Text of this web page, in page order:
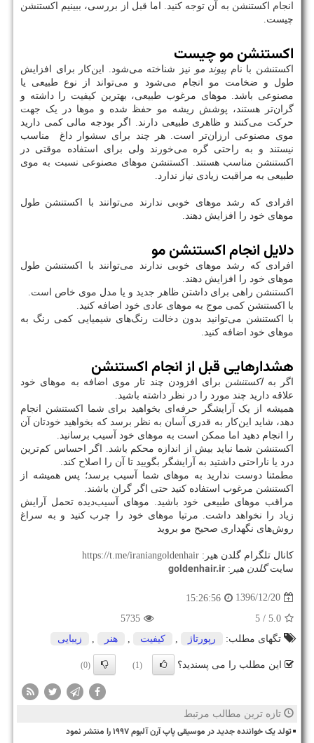
انجام اکستنشن به آن توجه کنید. اما قبل از بررسی، ببینیم اکستنشن
چیست.
اکستنشن مو چیست
اکستنشن با نام پیوند مو نیز شناخته می‌شود. این‌کار برای افزایش
طول و ضخامت مو انجام می‌شود و می‌تواند از نوع طبیعی یا
مصنوعی باشد. موهای مرغوب طبیعی، بهترین کیفیت را داشته و
گران‌تر هستند، پوشش ریشه مو حفظ شده و موها در یک جهت
حرکت می‌کنند و ظاهری طبیعی دارند. اگر بودجه مالی کمی دارید
موی مصنوعی ارزان‌تر است. هر چند برای سشوار داغ مناسب
نیستند و به راحتی گره می‌خورند ولی برای استفاده موقتی در
اکستنشن مناسب هستند. اکستنشن موهای مصنوعی نسبت به موی
طبیعی به مراقبت زیادی نیاز ندارد.
افرادی که رشد موهای خوبی ندارند می‌توانند با اکستنشن طول
موهای خود را افزایش دهند.
دلایل انجام اکستنشن مو
افرادی که رشد موهای خوبی ندارند می‌توانند با اکستنشن طول
موهای خود را افزایش دهند.
اکستنشن راهی برای داشتن ظاهر جدید و یا مدل موی خاص است.
با اکستنشن کمی موج به موهای عادی خود اضافه کنید.
با اکستنشن می‌توانید بدون دخالت رنگ‌های شیمیایی کمی رنگ به
موهای خود اضافه کنید.
هشدارهایی قبل از انجام اکستنشن
اگر بهاکستنشن برای افزودن چند تار موی اضافه به موهای خود
علاقه دارید چند مورد را در نظر داشته باشید.
همیشه از یک آرایشگر حرفه‌ای بخواهید برای شما اکستنشن انجام
دهد، شاید این‌کار به قدری آسان به نظر برسد که بخواهید خودتان آن
را انجام دهید اما ممکن است به موهای خود آسیب برسانید.
اکستنشن شما نباید بیش از اندازه محکم باشد. اگر احساس کم‌ترین
درد یا ناراحتی داشتید به آرایشگر بگویید تا آن را اصلاح کند.
مطمئنا دوست ندارید به موهای شما آسیب برسد؛ پس همیشه از
اکستنشن مرغوب استفاده کنید حتی اگر گران باشند.
مراقب موهای طبیعی خود باشید. موهای آسیب‌دیده تحمل آرایش
زیاد را نخواهد داشت. مرتبا موهای خود را چرب کنید و به سراغ
روش‌های نگهداری صحیح مو برويد
کانال تلگرام گلدن هیر: https://t.me/iraniangoldenhair
سایتگلدن هیر :
goldenhair.ir
1396/12/20
15:26:56
5.0
/ 5
5735
تگهای مطلب:
رپورتاژ , كیفیت , هنر , زیبایی
این مطلب را می پسندید؟ (1)
(0)
تازه ترین مطالب مرتبط
تولد یک خواننده جدید در موسیقی پاپ آرن آلبوم ۱۹۹۷ را منتشر نمود